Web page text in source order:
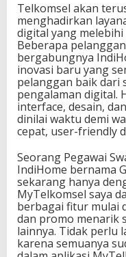
m
s
e
l
d
a
n
I
n
d
i
h
o
m
e
Telkomsel akan
menghadirkan
digital yang
Beberapa
bergabungnya
inovasi baru yang
pelanggan baik dari
pengalaman digital.
interface, desain,
dinilai waktu demi
cepat, user-friendly
Seorang Pegawai
IndiHome bernama
sekarang hanya
MyTelkomsel saya
berbagai fitur mulai
dan promo menarik
lainnya. Tidak perlu
karena semuanya